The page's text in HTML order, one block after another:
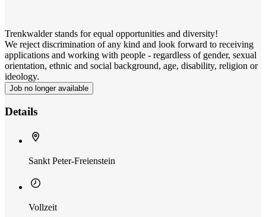
Trenkwalder stands for equal opportunities and diversity!
We reject discrimination of any kind and look forward to receiving
applications and working with people - regardless of gender, sexual
orientation, ethnic and social background, age, disability, religion or
ideology.
Job no longer available
Details
Sankt Peter-Freienstein
Vollzeit